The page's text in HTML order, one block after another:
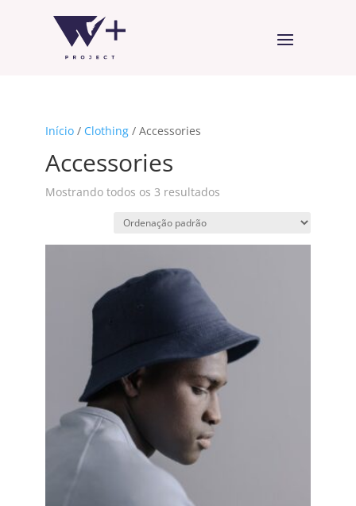
Início/ Clothing/ Accessories
Accessories
Mostrando todos os 3 resultados